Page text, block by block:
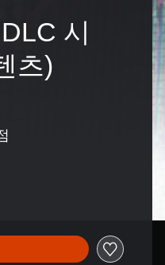
시
츠)
할인됨